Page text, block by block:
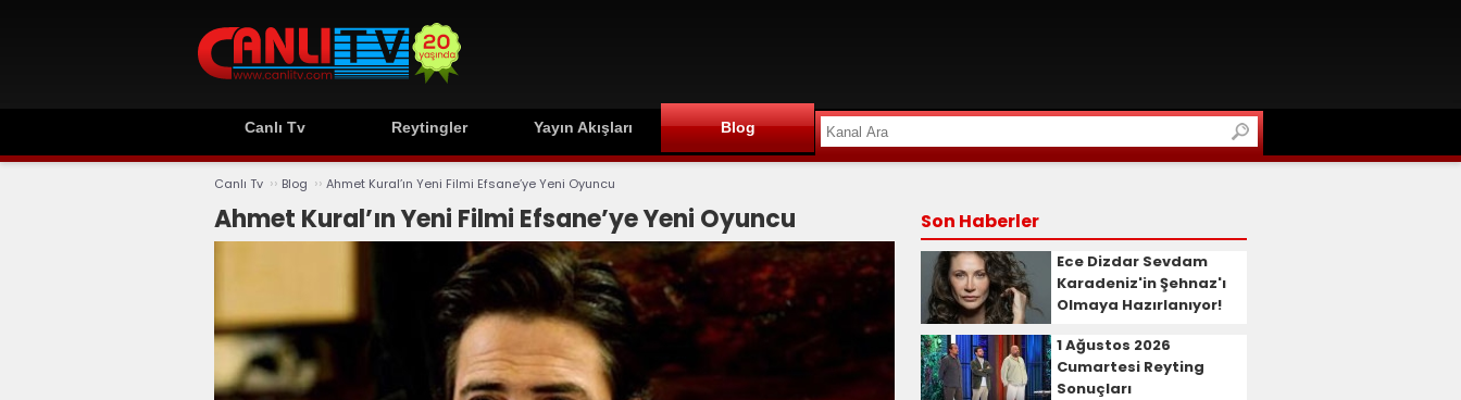
Canlı Tv Reytingler Yayın Akışları Blog
Canlı Tv ›› Blog ›› Ahmet Kural’ın Yeni Filmi Efsane’ye Yeni Oyuncu
Ahmet Kural’ın Yeni Filmi Efsane’ye Yeni Oyuncu Son Haberler
Ece Dizdar Sevdam
Karadeniz'in Şehnaz'ı
Olmaya Hazırlanıyor!
1 Ağustos 2026
Cumartesi Reyting
Sonuçları